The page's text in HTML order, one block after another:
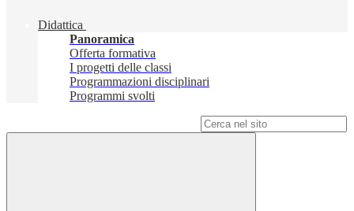
Didattica
Panoramica
Offerta formativa
I progetti delle classi
Programmazioni disciplinari
Programmi svolti